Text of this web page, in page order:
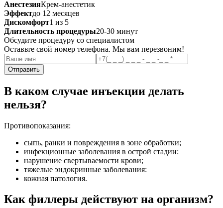
АнестезияКрем-анестетик
Эффектдо 12 месяцев
Дискомфорт1 из 5
Длительность процедуры20-30 минут
Обсудите процедуру со специалистом
Оставьте свой номер телефона. Мы вам перезвоним!
Отправить
В каком случае инъекции делать
нельзя?
Противопоказания:
сыпь, ранки и повреждения в зоне обработки;
инфекционные заболевания в острой стадии:
нарушение свертываемости крови;
тяжелые эндокринные заболевания:
кожная патология.
Как филлеры действуют на организм?